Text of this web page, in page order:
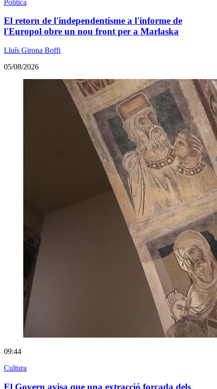
Política
El retorn de l'independentisme a l'informe de
l'Europol obre un nou front per a Marlaska
Lluís Girona Boffi
05/08/2026
09:44
Cultura
El Govern avisa que una extracció forçada dels